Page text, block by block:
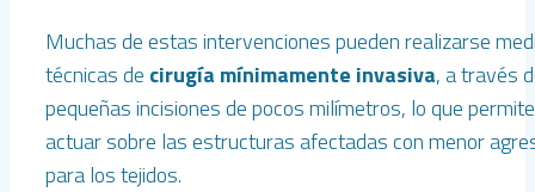
Muchas de estas intervenciones pueden realizarse
técnicas de cirugía mínimamente invasiva, a través
pequeñas incisiones de pocos milímetros, lo que permite
actuar sobre las estructuras afectadas con menor
para los tejidos.